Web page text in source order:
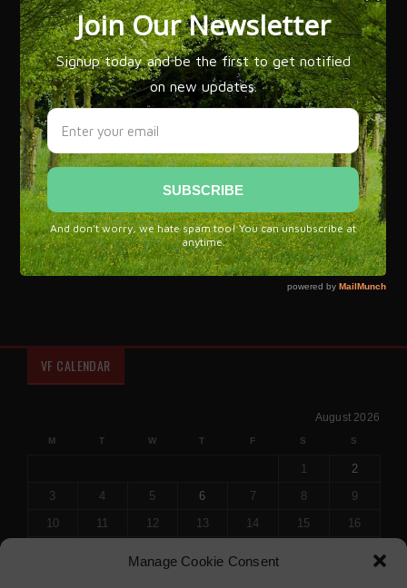
Manage Cookie Consent
FLAMENCO IS SPAIN!
Flamenco expert José Manuel Gamboa has written over 20
books on the subject of Flamenco and explains, 'that while
flamenco is most often associated with Gypsy culture, it
draws its flavor from all of Spain. The grandeur of
flamenco is that it is an art that has managed to bring
influences from every corner of our culture and recreate it
with a language that is more powerful and new.'
Flamenco, a unique symbol of Spanish culture and brand of
Spain.
VF CALENDAR
August 2026
M T W T F S S
1
2
3
4 5 6 7 8
9
10
11 12 13 14 15
16